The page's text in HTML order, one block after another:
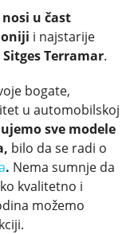
u čast
i najstarije
Terramar.
bogate,
u automobilskoj
sve modele
bilo da se radi o
. Nema sumnje da
kvalitetno i
možemo